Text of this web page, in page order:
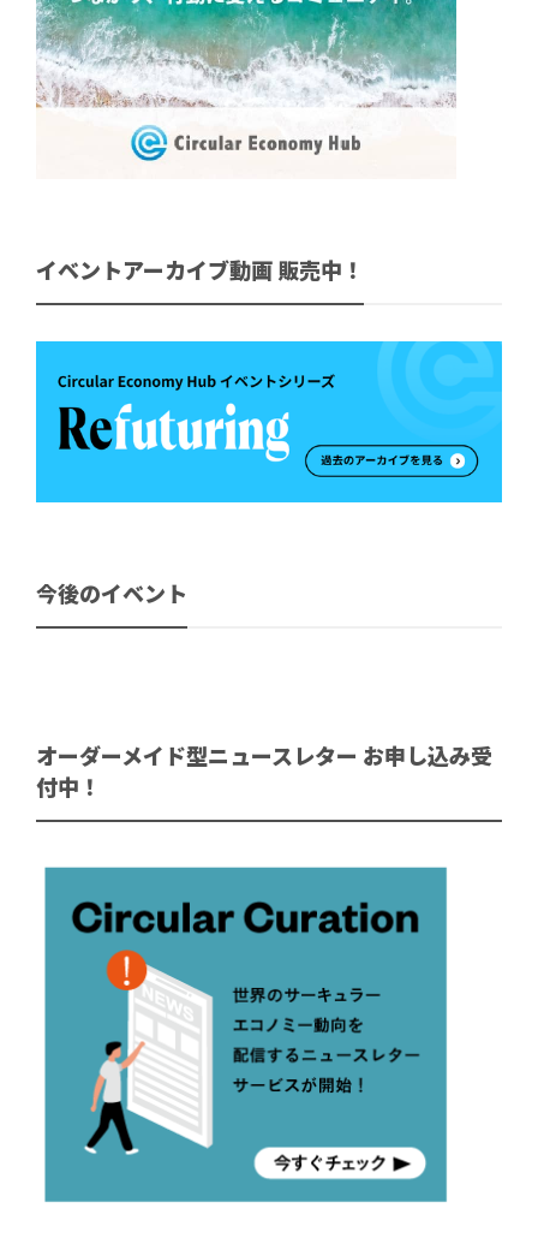
イベントアーカイブ動画 販売中！
今後のイベント
オーダーメイド型ニュースレター お申し込み受
付中！